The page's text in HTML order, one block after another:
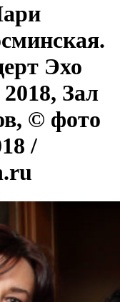
Эхо
Зал
© фото
/